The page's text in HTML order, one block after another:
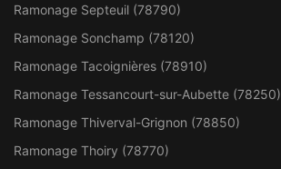
Ramonage Septeuil (78790)
Ramonage Sonchamp (78120)
Ramonage Tacoignières (78910)
Ramonage Tessancourt-sur-Aubette (78250)
Ramonage Thiverval-Grignon (78850)
Ramonage Thoiry (78770)